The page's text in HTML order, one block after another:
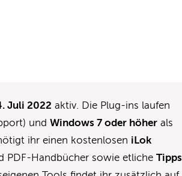
Juli 2022 aktiv. Die Plug-ins laufen
undWindows 7 oder höher als
ihr einen kostenlosen iLok
PDF-Handbücher sowie etlicheTipps